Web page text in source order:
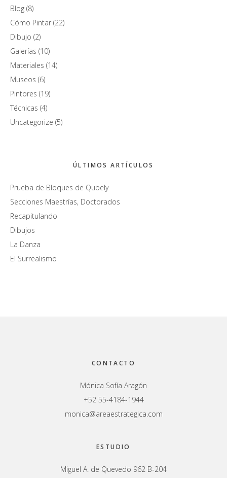
Blog (8)
Cómo Pintar (22)
Dibujo (2)
Galerías (10)
Materiales (14)
Museos (6)
Pintores (19)
Técnicas (4)
Uncategorize (5)
ÚLTIMOS ARTÍCULOS
Prueba de Bloques de Qubely
Secciones Maestrías, Doctorados
Recapitulando
Dibujos
La Danza
El Surrealismo
CONTACTO
Mónica Sofía Aragón
+52 55-4184-1944
monica@areaestrategica.com
ESTUDIO
Miguel A. de Quevedo 962 B-204